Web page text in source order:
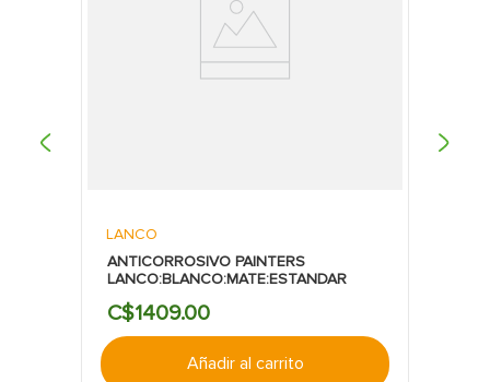
LANCO
ANTICORROSIVO PAINTERS
LANCO:BLANCO:MATE:ESTANDAR
C$1409.00
Añadir al carrito